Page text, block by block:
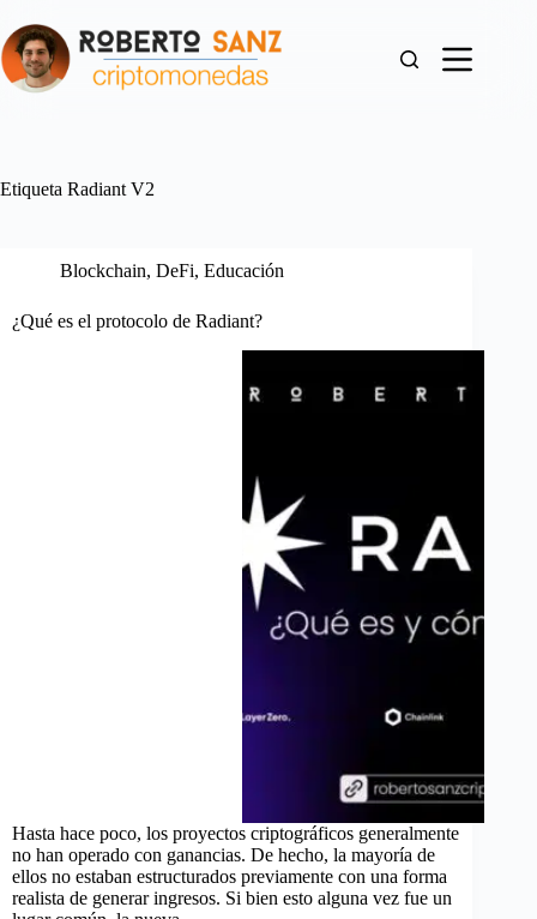
al
contenido
Etiqueta Radiant V2
Blockchain, DeFi, Educación
¿Qué es el protocolo de Radiant?
Hasta hace poco, los proyectos criptográficos generalmente
no han operado con ganancias. De hecho, la mayoría de
ellos no estaban estructurados previamente con una forma
realista de generar ingresos. Si bien esto alguna vez fue un